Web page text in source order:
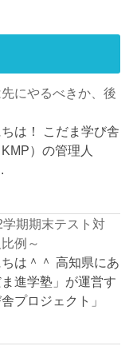
にやるべきか、後
は！ こだま学び舎
）の管理人
学期期末テスト対
例～
は＾＾ 高知県にあ
進学塾」が運営す
プロジェクト」